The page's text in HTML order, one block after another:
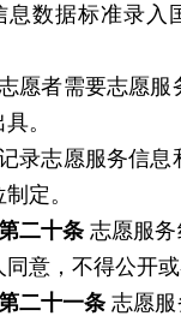
息数据标准录入
愿者需要志愿服
。
录志愿服务信息
定。
二十条 志愿服
同意，不得公开
二十一条 志愿